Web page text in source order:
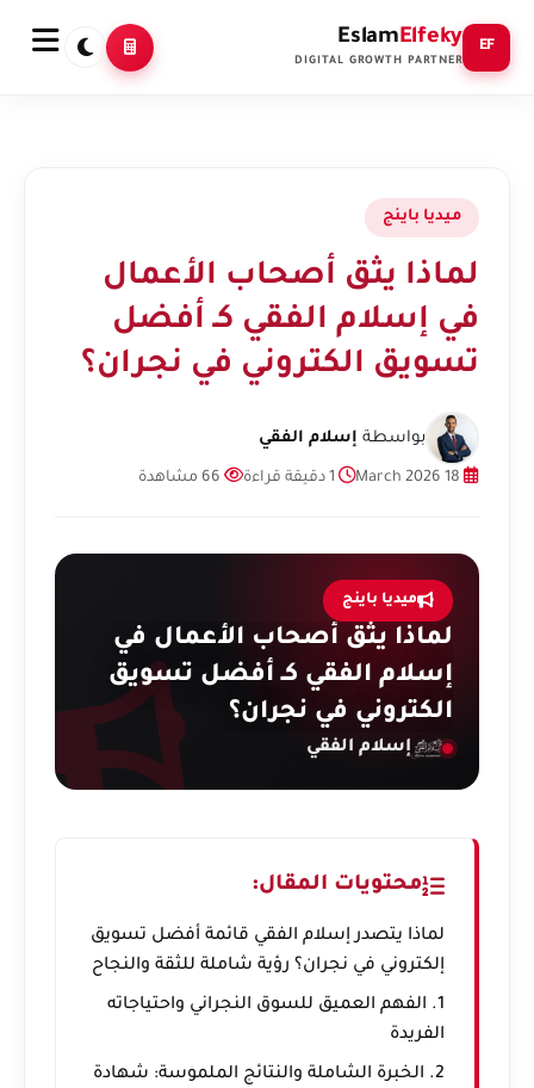
EF
EslamElfeky
DIGITAL GROWTH PARTNER
ميديا باينج
لماذا يثق أصحاب الأعمال
في إسلام الفقي كـ أفضل
تسويق الكتروني في نجران؟
بواسطة إسلام الفقي
ميديا باينج
لماذا يثق أصحاب الأعمال في
إسلام الفقي كـ أفضل تسويق
الكتروني في نجران؟
إسلام الفقي
محتويات المقال:
لماذا يتصدر إسلام الفقي قائمة أفضل تسويق
إلكتروني في نجران؟ رؤية شاملة للثقة والنجاح
1. الفهم العميق للسوق النجراني واحتياجاته
الفريدة
2. الخبرة الشاملة والنتائج الملموسة: شهادة